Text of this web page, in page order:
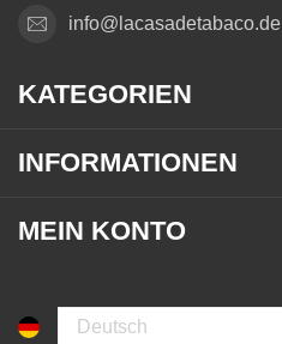
info@lacasadetabaco.de
KATEGORIEN
INFORMATIONEN
MEIN KONTO